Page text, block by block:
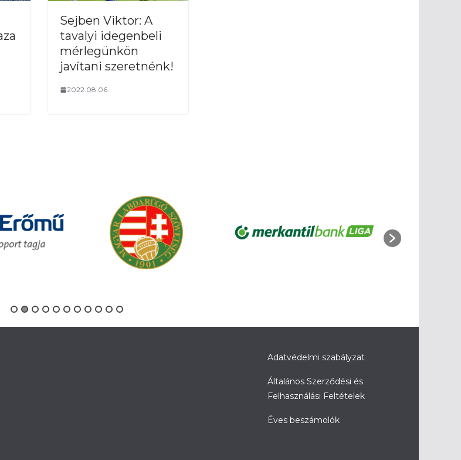
Sejben Viktor: A
tavalyi idegenbeli
mérlegünkön
javítani szeretnénk!
2022.08.06.
Adatvédelmi szabályzat
Általános Szerződési és
Felhasználási Feltételek
Éves beszámolók